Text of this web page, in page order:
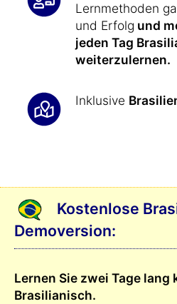
Lernmethoden
und Erfolg und
jeden Tag
weiterzulernen.
Inklusive
Kostenlose
Demoversion:
Lernen Sie zwei Tage lang
Brasilianisch.